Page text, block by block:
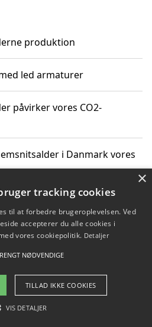
produktion
led armaturer
påvirker vores CO2-
i Danmark vores
udledning påvirker vores
Blog Betingelser
×
tracking cookies
til at forbedre brugeroplevelsen. Ved
accepterer du alle cookies i
vores cookiepolitik. Detaljer
NØDVENDIGE
TILLAD IKKE COOKIES
VIS DETALJER